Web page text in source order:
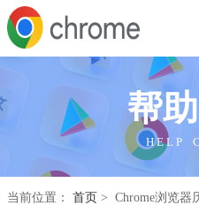
帮
H E L P
当前位置： 首页 > Chrome浏览器